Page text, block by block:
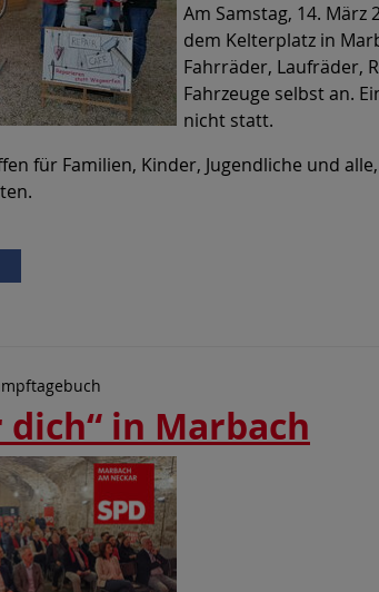
Am Samstag, 14. März
dem Kelterplatz in
Fahrräder, Laufräder,
Fahrzeuge selbst an.
nicht statt.
für Familien, Kinder, Jugendliche und
in Marbach